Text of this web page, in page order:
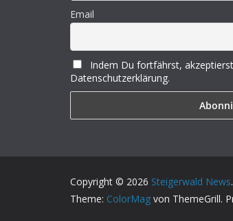
Email
Indem Du fortfährst,
Datenschutzerklärung.
Copyright © 2026 Steigerwald News
Theme: ColorMag von ThemeGrill.